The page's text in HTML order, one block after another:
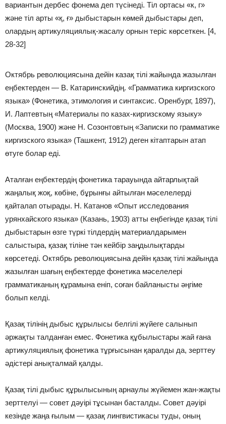
вариантын дербес фонема деп түсінеді. Тіл ортасы «к, г»
және тіл арты «қ, ғ» дыбыстарын көмей дыбыстары деп,
олардың артикуляциялық-жасалу орнын теріс көрсеткен. [4,
28-32]
Октябрь революциясына дейін казақ тілі жайында жазылған
еңбектерден — В. Катаринскийдің. «Грамматика кир­гизского
языка» (Фонетика, этимология и синтаксис. Орен­бург, 1897),
И. Лаптевтың «Материалы по казах-киргизско­му языку»
(Москва, 1900) және Н. Созонтовтың «Записки по грамматике
киргизского языка» (Ташкент, 1912) деген кітаптарын атап
өтуге болар еді.
Аталған еңбектердің фонети­ка тарауында айтарлықтай
жаңалық жоқ, көбіне, бұрынғы айтылған мәселелерді
қайталап отырады. Н. Катанов «Опыт исследования
урянхайского языка» (Казань, 1903) атты еңбегінде қазақ тілі
дыбыстарын өзге түркі тілдердің материалдарымен
салыстыра, қазақ тіліне тән кейбір заңдылықтарды
көрсетеді. Октябрь революциясына дейін қазақ тілі жайында
жазылған шағың еңбектерде фонетика мәселелері
грамматиканың құрамына еніп, соған байланысты әңгіме
болып келді.
Қазақ тілінің дыбыс құрылысы белгілі жүйеге салынып
әржақты талданған емес. Фонетика құбылыстары жай ғана
артикуляциялық фонетика тұрғысынан қаралды да, зерттеу
әдістері анықталмай қалды.
Қазақ тілі дыбыс құрылысының арнаулы жүйемен жан-жақты
зерттелуі — совет дәуірі тұсынан басталды. Совет дәуірі
кезінде жаңа ғылым — қазақ лингвистикасы туды, оның